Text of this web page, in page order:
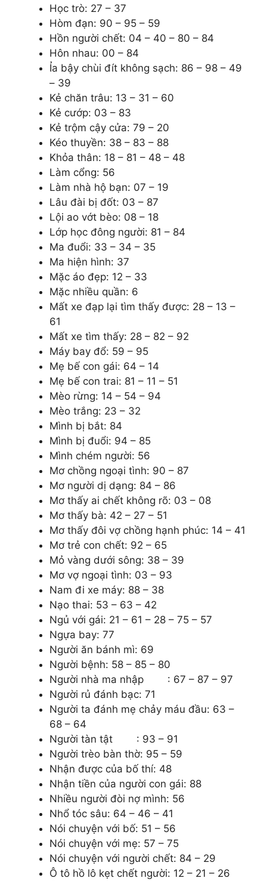
Học trò: 27 – 37
Hòm đạn: 90 – 95 – 59
Hồn người chết: 04 – 40 – 80 – 84
Hôn nhau: 00 – 84
Ỉa bậy chùi đít không sạch: 86 – 98 – 49
– 39
Kẻ chăn trâu: 13 – 31 – 60
Kẻ cướp: 03 – 83
Kẻ trộm cậy cửa: 79 – 20
Kéo thuyền: 38 – 83 – 88
Khỏa thân: 18 – 81 – 48 – 48
Làm cổng: 56
Làm nhà hộ bạn: 07 – 19
Lâu đài bị đốt: 03 – 87
Lội ao vớt bèo: 08 – 18
Lớp học đông người: 81 – 84
Ma đuổi: 33 – 34 – 35
Ma hiện hình: 37
Mặc áo đẹp: 12 – 33
Mặc nhiều quần: 6
Mất xe đạp lại tìm thấy được: 28 – 13 –
61
Mất xe tìm thấy: 28 – 82 – 92
Máy bay đổ: 59 – 95
Mẹ bế con gái: 64 – 14
Mẹ bế con trai: 81 – 11 – 51
Mèo rừng: 14 – 54 – 94
Mèo trắng: 23 – 32
Mình bị bắt: 84
Mình bị đuổi: 94 – 85
Mình chém người: 56
Mơ chồng ngoại tình: 90 – 87
Mơ người dị dạng: 84 – 86
Mơ thấy ai chết không rõ: 03 – 08
Mơ thấy bà: 42 – 27 – 51
Mơ thấy đôi vợ chồng hạnh phúc: 14 – 41
Mơ trẻ con chết: 92 – 65
Mỏ vàng dưới sông: 38 – 39
Mơ vợ ngoại tình: 03 – 93
Nam đi xe máy: 88 – 38
Nạo thai: 53 – 63 – 42
Ngủ với gái: 21 – 61 – 28 – 75 – 57
Ngựa bay: 77
Người ăn bánh mì: 69
Người bệnh: 58 – 85 – 80
Người nhà ma nhập : 67 – 87 – 97
Người rủ đánh bạc: 71
Người ta đánh mẹ chảy máu đầu: 63 –
68 – 64
Người tàn tật : 93 – 91
Người trèo bàn thờ: 95 – 59
Nhận được của bố thí: 48
Nhận tiền của người con gái: 88
Nhiều người đòi nợ mình: 56
Nhổ tóc sâu: 64 – 46 – 41
Nói chuyện với bố: 51 – 56
Nói chuyện với mẹ: 57 – 75
Nói chuyện với người chết: 84 – 29
Ô tô hồ lô kẹt chết người: 12 – 21 – 26